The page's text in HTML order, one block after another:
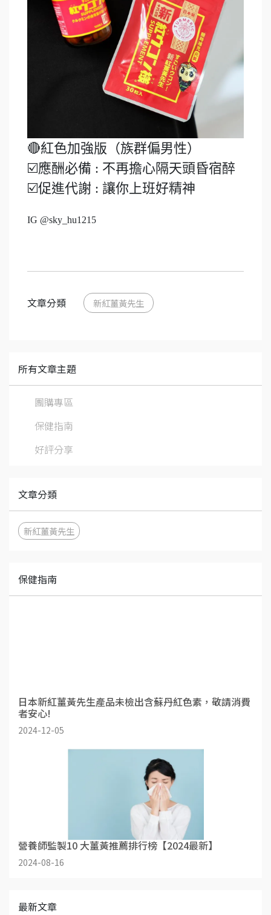
🔴紅色加強版（族群偏男性）
☑️應酬必備 : 不再擔心隔天頭昏宿醉
☑️促進代謝 : 讓你上班好精神
IG @sky_hu1215
文章分類 新紅薑黃先生
所有文章主題
團購專區
保健指南
好評分享
文章分類
新紅薑黃先生
保健指南
日本新紅薑黃先生產品未檢出含蘇丹紅色素，敬請消費
者安心!
2024-12-05
營養師監製10 大薑黃推薦排行榜【2024最新】
2024-08-16
最新文章